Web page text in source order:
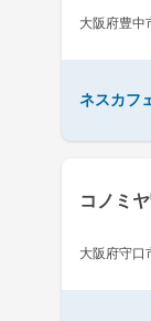
大阪府豊中
ネスカフ
コノミ
大阪府守口